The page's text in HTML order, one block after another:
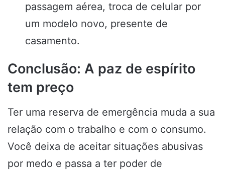
passagem aérea, troca de celular por
um modelo novo, presente de
casamento.
Conclusão: A paz de espírito
tem preço
Ter uma reserva de emergência muda a sua
relação com o trabalho e com o consumo.
Você deixa de aceitar situações abusivas
por medo e passa a ter poder de